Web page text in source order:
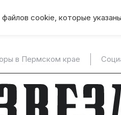
cookie, которые
в Пермском крае